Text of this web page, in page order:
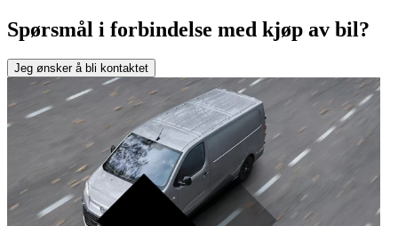
Spørsmål i forbindelse med kjøp av bil?
Jeg ønsker å bli kontaktet